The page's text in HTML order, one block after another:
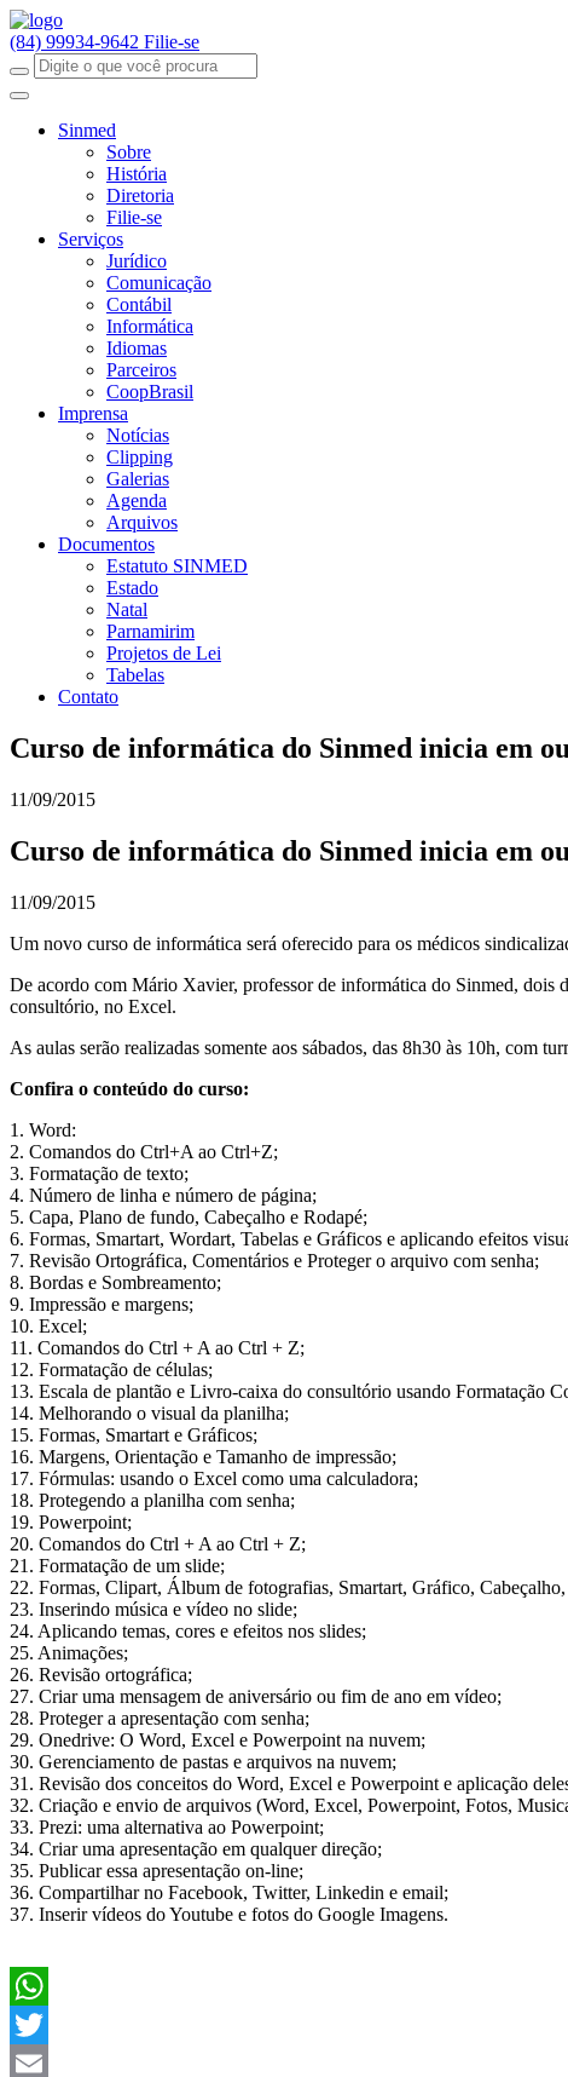
(84) 99934-9642 Filie-se
Sinmed
Sobre
História
Diretoria
Filie-se
Serviços
Jurídico
Comunicação
Contábil
Informática
Idiomas
Parceiros
CoopBrasil
Imprensa
Notícias
Clipping
Galerias
Agenda
Arquivos
Documentos
Estatuto SINMED
Estado
Natal
Parnamirim
Projetos de Lei
Tabelas
Contato
Curso de informática do Sinmed inicia em
11/09/2015
Curso de informática do Sinmed inicia em
11/09/2015
Um novo curso de informática será oferecido para os médicos
De acordo com Mário Xavier, professor de informática do Sinmed, dois
consultório, no Excel.
As aulas serão realizadas somente aos sábados, das 8h30 às 10h, com
Confira o conteúdo do curso:
1. Word:
2. Comandos do Ctrl+A ao Ctrl+Z;
3. Formatação de texto;
4. Número de linha e número de página;
5. Capa, Plano de fundo, Cabeçalho e Rodapé;
6. Formas, Smartart, Wordart, Tabelas e Gráficos e aplicando efeitos
7. Revisão Ortográfica, Comentários e Proteger o arquivo com senha;
8. Bordas e Sombreamento;
9. Impressão e margens;
10. Excel;
11. Comandos do Ctrl + A ao Ctrl + Z;
12. Formatação de células;
13. Escala de plantão e Livro-caixa do consultório usando Formatação
14. Melhorando o visual da planilha;
15. Formas, Smartart e Gráficos;
16. Margens, Orientação e Tamanho de impressão;
17. Fórmulas: usando o Excel como uma calculadora;
18. Protegendo a planilha com senha;
19. Powerpoint;
20. Comandos do Ctrl + A ao Ctrl + Z;
21. Formatação de um slide;
22. Formas, Clipart, Álbum de fotografias, Smartart, Gráfico,
23. Inserindo música e vídeo no slide;
24. Aplicando temas, cores e efeitos nos slides;
25. Animações;
26. Revisão ortográfica;
27. Criar uma mensagem de aniversário ou fim de ano em vídeo;
28. Proteger a apresentação com senha;
29. Onedrive: O Word, Excel e Powerpoint na nuvem;
30. Gerenciamento de pastas e arquivos na nuvem;
31. Revisão dos conceitos do Word, Excel e Powerpoint e aplicação
32. Criação e envio de arquivos (Word, Excel, Powerpoint, Fotos,
33. Prezi: uma alternativa ao Powerpoint;
34. Criar uma apresentação em qualquer direção;
35. Publicar essa apresentação on-line;
36. Compartilhar no Facebook, Twitter, Linkedin e email;
37. Inserir vídeos do Youtube e fotos do Google Imagens.
WhatsApp
Twitter